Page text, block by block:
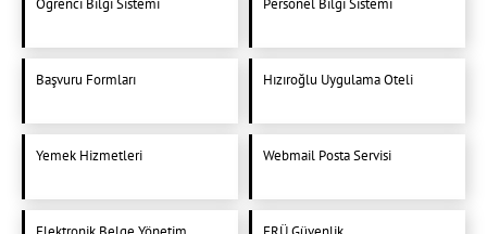
Başvuru Formları Hızıroğlu Uygulama Oteli
Yemek Hizmetleri Webmail Posta Servisi